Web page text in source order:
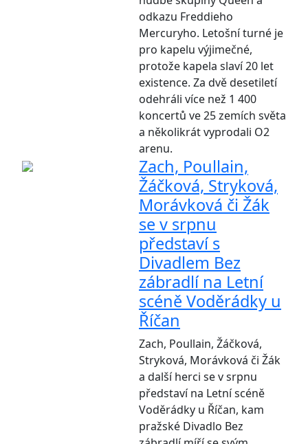
odkazu Freddieho
Mercuryho. Letošní turné je
pro kapelu výjimečné,
protože kapela slaví 20 let
existence. Za dvě desetiletí
odehráli více než 1 400
koncertů ve 25 zemích světa
a několikrát vyprodali O2
arenu.
Zach, Poullain,
Žáčková, Stryková,
Morávková či Žák
se v srpnu
představí s
Divadlem Bez
zábradlí na Letní
scéně Voděrádky u
Říčan
Zach, Poullain, Žáčková,
Stryková, Morávková či Žák
a další herci se v srpnu
představí na Letní scéně
Voděrádky u Říčan, kam
pražské Divadlo Bez